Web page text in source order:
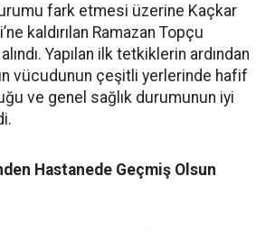
fark etmesi üzerine Kaçkar
kaldırılan Ramazan Topçu
Yapılan ilk tetkiklerin ardından
vücudunun çeşitli yerlerinde hafif
ve genel sağlık durumunun iyi
Hastanede Geçmiş Olsun